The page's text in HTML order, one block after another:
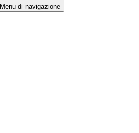
Menu di navigazione